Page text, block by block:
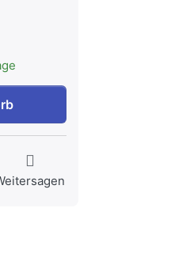
55 cm, 1101717 zu CHF